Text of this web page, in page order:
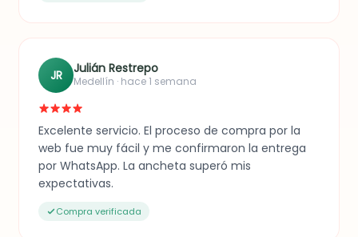
JR Julián Restrepo
Medellín · hace 1 semana
Excelente servicio. El proceso de compra por la
web fue muy fácil y me confirmaron la entrega
por WhatsApp. La ancheta superó mis
expectativas.
Compra verificada